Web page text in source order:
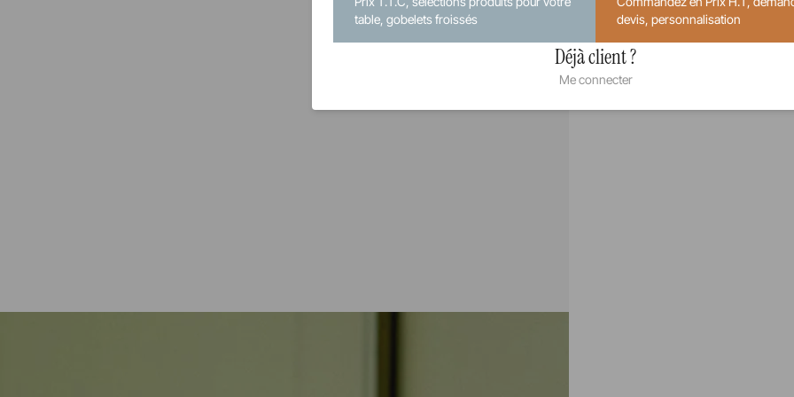
table, gobelets froissés
devis, personnalisation
Déjà client ?
Me connecter